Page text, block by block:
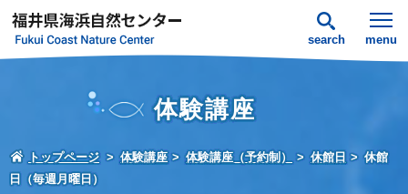
search menu
体験講座
トップページ 体験講座 体験講座（予約制） 休館日
休館
日（毎週月曜日）